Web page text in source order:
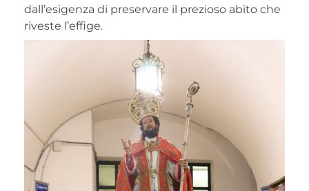
dall’esigenza di preservare il prezioso abito che
riveste l’effige.